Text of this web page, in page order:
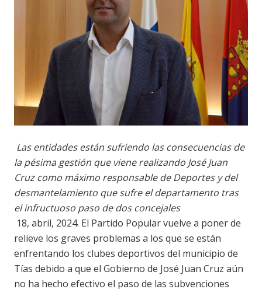
Las entidades están sufriendo las consecuencias de
la pésima gestión que viene realizando José Juan
Cruz como máximo responsable de Deportes y del
desmantelamiento que sufre el departamento tras
el infructuoso paso de dos concejales
18, abril, 2024. El Partido Popular vuelve a poner de
relieve los graves problemas a los que se están
enfrentando los clubes deportivos del municipio de
Tías debido a que el Gobierno de José Juan Cruz aún
no ha hecho efectivo el paso de las subvenciones